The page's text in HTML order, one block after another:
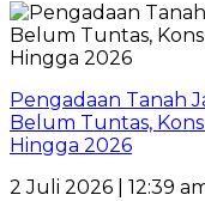
Pengadaan Tanah
Belum Tuntas,
Hingga 2026
2 Juli 2026 | 12:39